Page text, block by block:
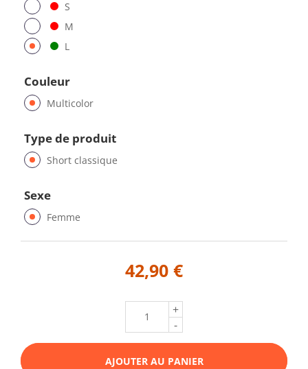
S
M
L
Couleur
Multicolor
Type de produit
Short classique
Sexe
Femme
42,90 €
+
-
AJOUTER AU PANIER